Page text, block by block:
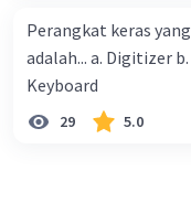
bencana e.
mampu mengatasi
Perangkat keras
adalah... a. Digitizer
Keyboard
29 5.0